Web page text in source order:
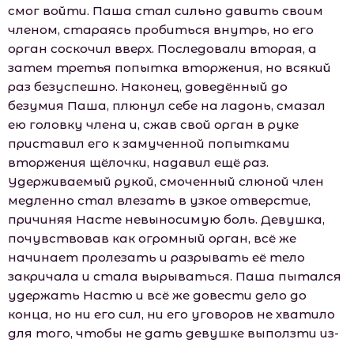
смог войти. Паша стал сильно давить своим
членом, стараясь пробиться внутрь, но его
орган соскочил вверх. Последовали вторая, а
затем третья попытка вторжения, но всякий
раз безуспешно. Наконец, доведённый до
безумия Паша, плюнул себе на ладонь, смазал
ею головку члена и, сжав свой орган в руке
приставил его к замученной попытками
вторжения щёлочки, надавил ещё раз.
Удерживаемый рукой, смоченный слюной член
медленно стал влезать в узкое отверстие,
причиняя Насте невыносимую боль. Девушка,
почувствовав как огромный орган, всё же
начинает пролезать и разрывать её тело
закричала и стала вырываться. Паша пытался
удержать Настю и всё же довести дело до
конца, но ни его сил, ни его уговоров не хватило
для того, чтобы не дать девушке выползти из-